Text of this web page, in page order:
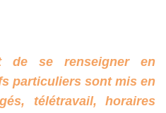
de se renseigner en
particuliers sont mis en
télétravail, horaires